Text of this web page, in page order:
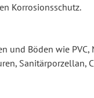
Korrosionsschutz.
und Böden wie
Sanitärporzellan,